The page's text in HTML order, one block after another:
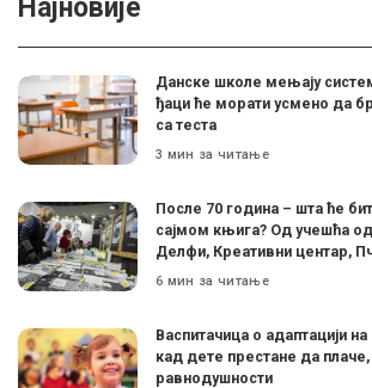
Најновије
Данске школе мењају
ђаци ће морати усмено да
са теста
3 мин за читање
После 70 година – шта ће
сајмом књига? Од учешћа
Делфи, Креативни центар,
6 мин за читање
Васпитачица о адаптацији
кад дете престане да
равнодушности